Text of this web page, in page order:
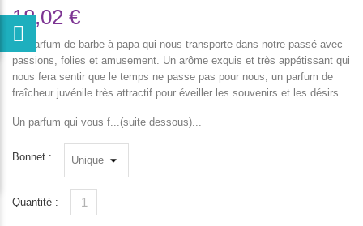
18,02 €
Un parfum de barbe à papa qui nous transporte dans notre passé avec
passions, folies et amusement. Un arôme exquis et très appétissant qui
nous fera sentir que le temps ne passe pas pour nous; un parfum de
fraîcheur juvénile très attractif pour éveiller les souvenirs et les désirs.
Un parfum qui vous f...(suite dessous)...
Bonnet :
Quantité :